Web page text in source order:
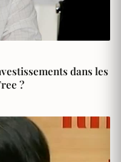
dans les
?